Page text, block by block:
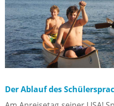
Der Ablauf des